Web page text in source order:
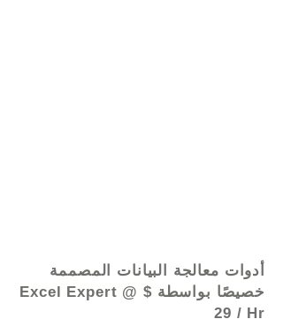
أدوات معالجة البيانات المصممة
خصيصًا بواسطة Excel Expert @ $
29 / Hr